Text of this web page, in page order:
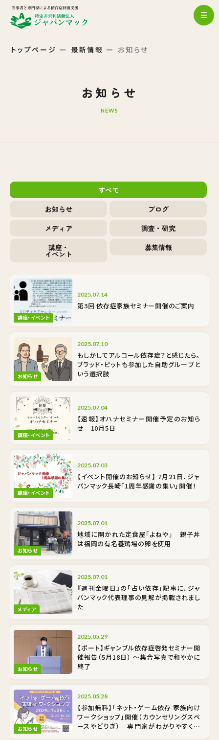
トップページ 最新情報 お知らせ
お知らせ
NEWS
すべて
お知らせ
ブログ
メディア
調査・研究
講座・
イベント
募集情報
講座・イベント
2025.07.14
第3回 依存症家族セミナー開催のご案内
お知らせ
2025.07.10
もしかしてアルコール依存症？と感じたら。
ブラッド・ピットも参加した自助グループと
いう選択肢
講座・イベント
2025.07.04
【速報】オハナセミナー開催予定のお知ら
せ 10月5日
講座・イベント
2025.07.03
【イベント開催のお知らせ】 7月21日、ジャ
パンマック長崎「1周年感謝の集い」開催！
お知らせ
2025.07.01
地域に開かれた定食屋「よねや」 親子丼
は福岡の有名養鶏場の卵を使用
メディア
2025.07.01
『週刊金曜日』の「占い依存」記事に、ジャ
パンマック代表理事の見解が掲載されまし
た
お知らせ
2025.05.29
【ポート】ギャンブル依存症啓発セミナー開
催報告（5月18日） ～集合写真で和やかに
終了
お知らせ
2025.05.28
【参加無料】「ネット・ゲーム依存 家族向け
ワークショップ」開催（カウンセリングスペ
ースやどりぎ） 専門家がわかりやすく解